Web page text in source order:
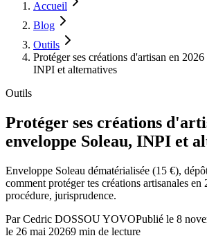
Accueil
Blog
Outils
Protéger ses créations d'artisan en
INPI et alternatives
Outils
Protéger ses créations
enveloppe Soleau, INPI et
Enveloppe Soleau dématérialisée (15 €),
comment protéger tes créations artisanales en
procédure, jurisprudence.
ParCedric DOSSOU YOVOPublié le 8
le 26 mai 20269 min de lecture